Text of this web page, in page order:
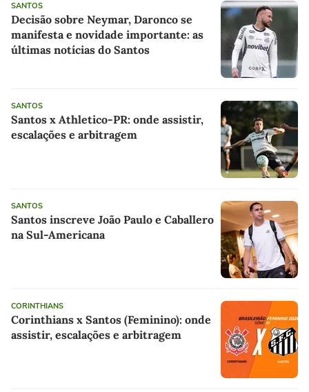
SANTOS
Decisão sobre Neymar, Daronco se
manifesta e novidade importante: as
últimas notícias do Santos
SANTOS
Santos x Athletico-PR: onde assistir,
escalações e arbitragem
SANTOS
Santos inscreve João Paulo e Caballero
na Sul-Americana
CORINTHIANS
Corinthians x Santos (Feminino): onde
assistir, escalações e arbitragem